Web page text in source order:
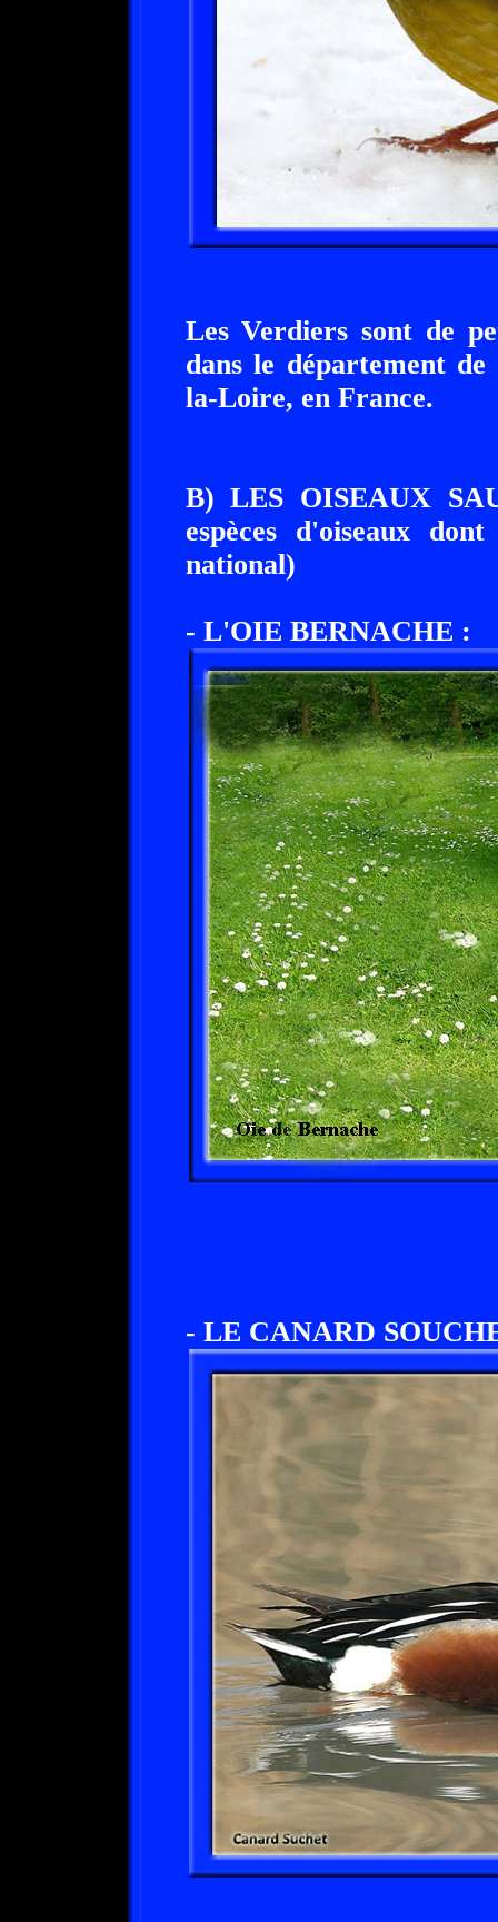
Les Verdiers sont de
dans le département
la-Loire, en France.
B) LES OISEAUX
espèces d'oiseaux
national)
- L'OIE BERNACHE :
- LE CANARD